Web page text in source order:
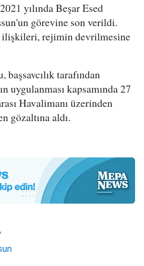
yılında Beşar Esed
görevine son verildi.
rejimin devrilmesine
başsavcılık tarafından
uygulanması kapsamında 27
Havalimanı üzerinden
gözaltına aldı.